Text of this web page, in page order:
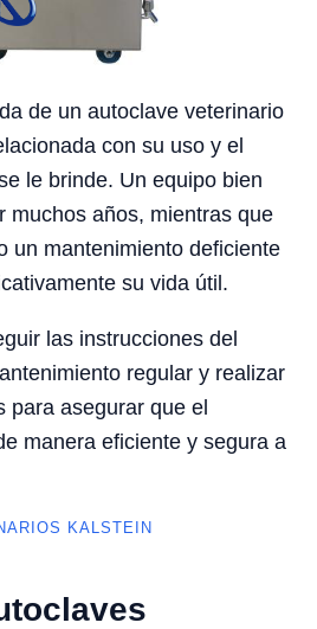
de un autoclave veterinario
con su uso y el
le brinde. Un equipo bien
muchos años, mientras que
un mantenimiento deficiente
su vida útil.
las instrucciones del
regular y realizar
para asegurar que el
manera eficiente y segura a
KALSTEIN